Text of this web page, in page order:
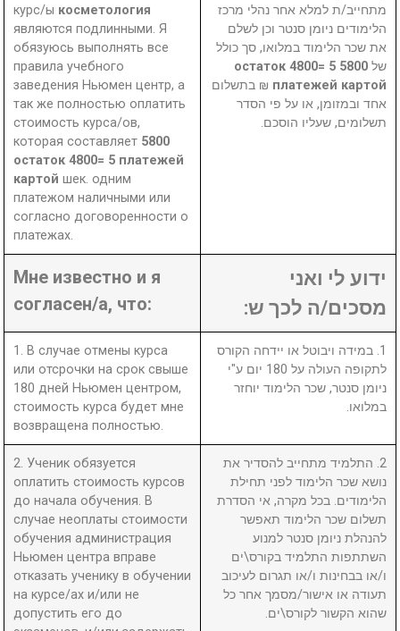
курс/ы косметология
являются подлинными. Я
обязуюсь выполнять все
правила учебного
заведения Ньюмен центр, а
так же полностью оплатить
стоимость курса/ов,
которая составляет 5800
остаток 4800= 5 платежей
картойшек. одним
платежом наличными или
согласно договоренности о
платежах.
מתחייב/ת למלא אחר נהלי מרכז
הלימודים ניומן סנטר וכן לשלם
את שכר הלימוד במלואו, סך כולל
של
5800 остаток 4800= 5
платежей картой ₪ בתשלום
אחד ובמזומן, או על פי הסדר
תשלומים, שעליו הוסכם.
Мне известно и я
согласен/а, что:
ידוע לי ואני
מסכים/ה לכך ש:
1. В случае отмены курса
или отсрочки на срок свыше
180 дней Ньюмен центром,
стоимость курса будет мне
возвращена полностью.
1. במידה ויבוטל או יידחה הקורס
לתקופה העולה על 180 יום ע"י
ניומן סנטר, שכר הלימוד יוחזר
במלואו.
2. Ученик обязуется
оплатить стоимость курсов
до начала обучения. В
случае неоплаты стоимости
обучения администрация
Ньюмен центра вправе
отказать ученику в обучении
на курсе/ах и/или не
допустить его до
2. התלמיד מתחייב להסדיר את
נושא שכר הלימוד לפני תחילת
הלימודים. בכל מקרה, אי הסדרת
תשלום שכר הלימוד תאפשר
להנהלת ניומן סנטר למנוע
השתתפות התלמיד בקורס\ים
ו/או בבחינות ו/או תגרום לעיכוב
תעודה או אישור/מסמך אחר כל
שהוא הקשור לקורס\ים.